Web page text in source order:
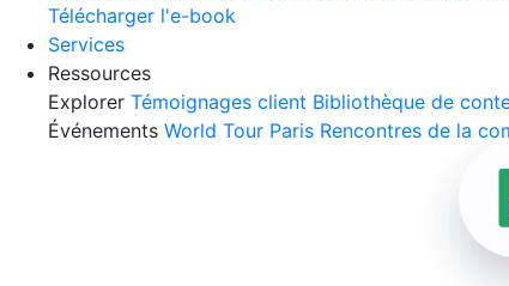
Télécharger l'e-book
Services
Ressources
Explorer Témoignages client Bibliothèque de
Événements World Tour Paris Rencontres de la